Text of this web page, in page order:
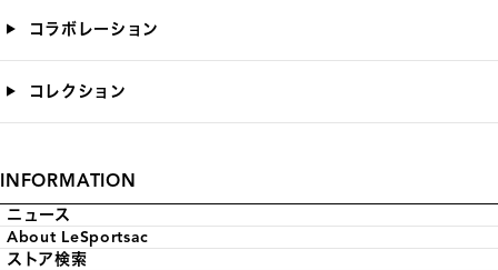
コラボレーション
コレクション
INFORMATION
ニュース
About LeSportsac
ストア検索